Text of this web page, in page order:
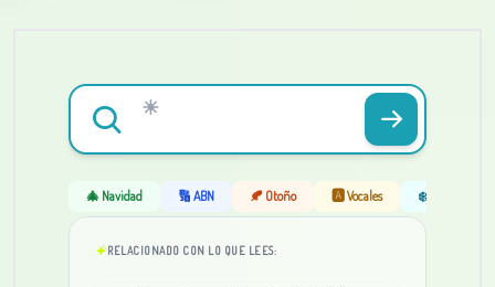
🎄 Navidad 🔢 ABN 🍂 Otoño 🅰️ Vocales ❄️ Invierno
RELACIONADO CON LO QUE LEES: